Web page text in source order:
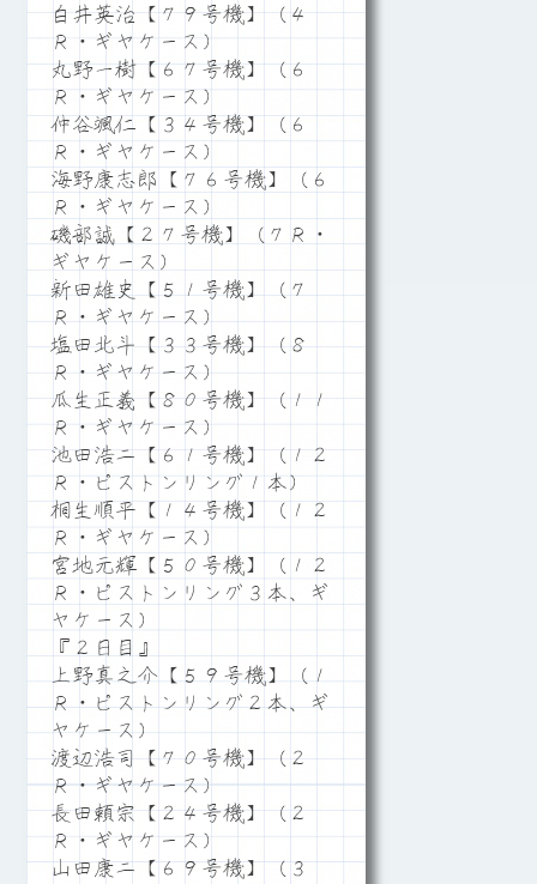
白井英治【７９号機】（４
Ｒ・ギヤケース）
丸野一樹【６７号機】（６
Ｒ・ギヤケース）
仲谷颯仁【３４号機】（６
Ｒ・ギヤケース）
海野康志郎【７６号機】（６
Ｒ・ギヤケース）
磯部誠【２７号機】（７Ｒ・
ギヤケース）
新田雄史【５１号機】（７
Ｒ・ギヤケース）
塩田北斗【３３号機】（８
Ｒ・ギヤケース）
瓜生正義【８０号機】（１１
Ｒ・ギヤケース）
池田浩二【６１号機】（１２
Ｒ・ピストンリング１本）
桐生順平【１４号機】（１２
Ｒ・ギヤケース）
宮地元輝【５０号機】（１２
Ｒ・ピストンリング３本、ギ
ヤケース）
『２日目』
上野真之介【５９号機】（１
Ｒ・ピストンリング２本、ギ
ヤケース）
渡辺浩司【７０号機】（２
Ｒ・ギヤケース）
長田頼宗【２４号機】（２
Ｒ・ギヤケース）
山田康二【６９号機】（３